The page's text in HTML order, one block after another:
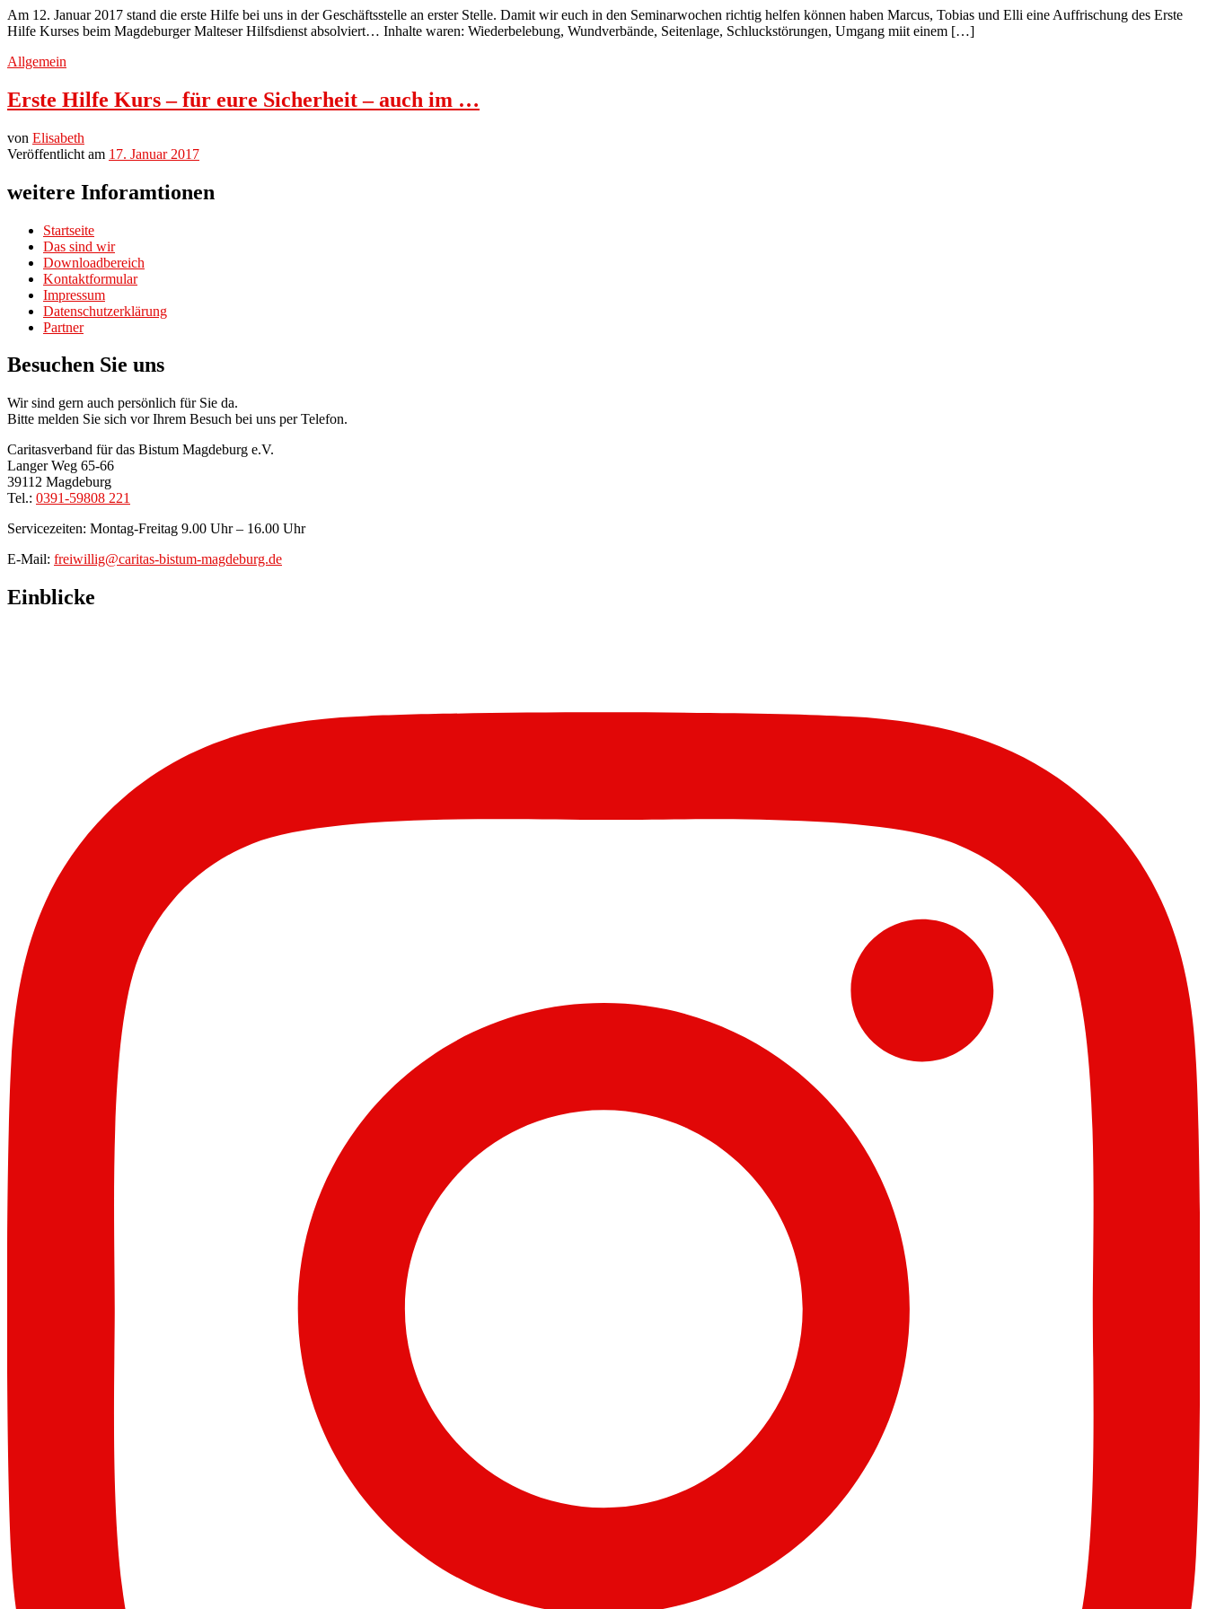
Am 12. Januar 2017 stand die erste Hilfe bei uns in der Geschäftsstelle an erster Stelle. Damit wir euch in den Seminarwochen richtig helfen können haben Marcus, Tobias und Elli eine Auffrischung des Erste
Hilfe Kurses beim Magdeburger Malteser Hilfsdienst absolviert… Inhalte waren: Wiederbelebung, Wundverbände, Seitenlage, Schluckstörungen, Umgang miit einem […]
Allgemein
Erste Hilfe Kurs – für eure Sicherheit – auch im …
von Elisabeth
Veröffentlicht am 17. Januar 2017
weitere Inforamtionen
Startseite
Das sind wir
Downloadbereich
Kontaktformular
Impressum
Datenschutzerklärung
Partner
Besuchen Sie uns
Wir sind gern auch persönlich für Sie da.
Bitte melden Sie sich vor Ihrem Besuch bei uns per Telefon.
Caritasverband für das Bistum Magdeburg e.V.
Langer Weg 65-66
39112 Magdeburg
Tel.: 0391-59808 221
Servicezeiten: Montag-Freitag 9.00 Uhr – 16.00 Uhr
E-Mail: freiwillig@caritas-bistum-magdeburg.de
Einblicke